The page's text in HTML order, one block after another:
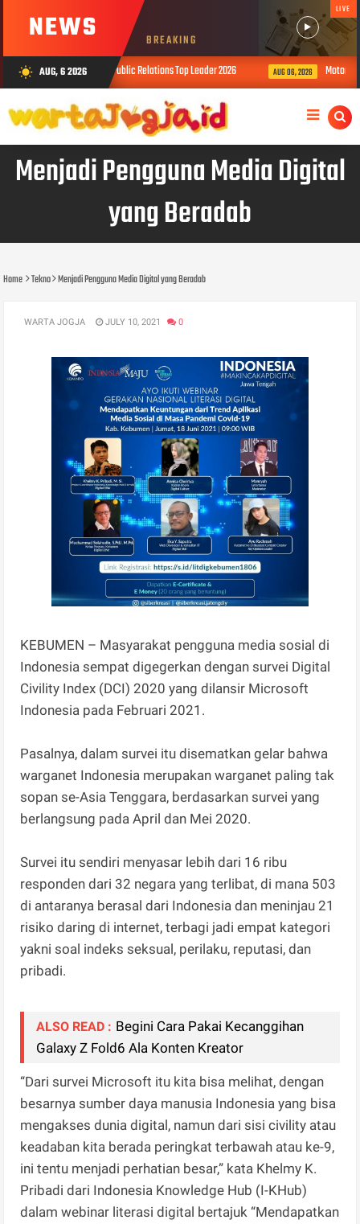
NEWS BREAKING
LIVE
wb_sunny AUG, 6 2026
Indonesia Public Relations Top Leader 2026 AUG 06, 2026 Motorola Resmi
Menjadi Pengguna Media Digital
yang Beradab
Home Tekno Menjadi Pengguna Media Digital yang Beradab
WARTA JOGJA JULY 10, 2021 0
KEBUMEN – Masyarakat pengguna media sosial di
Indonesia sempat digegerkan dengan survei Digital
Civility Index (DCI) 2020 yang dilansir Microsoft
Indonesia pada Februari 2021.
Pasalnya, dalam survei itu disematkan gelar bahwa
warganet Indonesia merupakan warganet paling tak
sopan se-Asia Tenggara, berdasarkan survei yang
berlangsung pada April dan Mei 2020.
Survei itu sendiri menyasar lebih dari 16 ribu
responden dari 32 negara yang terlibat, di mana 503
di antaranya berasal dari Indonesia dan meninjau 21
risiko daring di internet, terbagi jadi empat kategori
yakni soal indeks seksual, perilaku, reputasi, dan
pribadi.
ALSO READ : Begini Cara Pakai Kecanggihan
Galaxy Z Fold6 Ala Konten Kreator
“Dari survei Microsoft itu kita bisa melihat, dengan
besarnya sumber daya manusia Indonesia yang bisa
mengakses dunia digital, namun dari sisi civility atau
keadaban kita berada peringkat terbawah atau ke-9,
ini tentu menjadi perhatian besar,” kata Khelmy K.
Pribadi dari Indonesia Knowledge Hub (I-KHub)
dalam webinar literasi digital bertajuk “Mendapatkan